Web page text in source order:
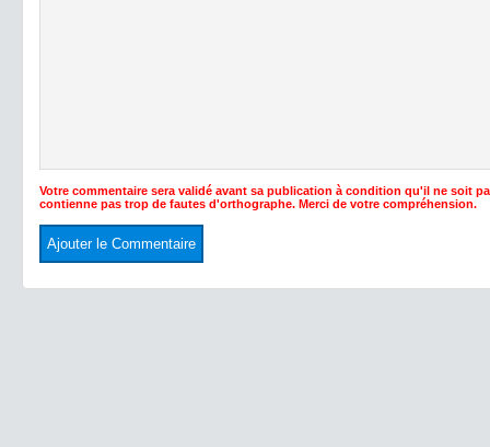
Votre commentaire sera validé avant sa publication à condition qu'il ne soit
contienne pas trop de fautes d'orthographe. Merci de votre compréhension.